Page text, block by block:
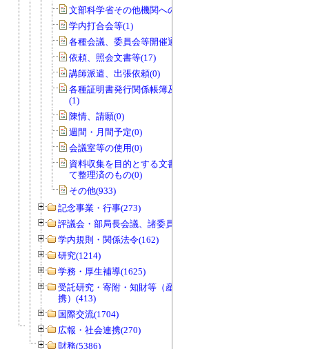
文部科学省その他機関への報告等(0)
学内打合会等(1)
各種会議、委員会等開催通知書(0)
依頼、照会文書等(17)
講師派遣、出張依頼(0)
各種証明書発行関係帳簿及び関係書類
(1)
陳情、請願(0)
週間・月間予定(0)
会議室等の使用(0)
資料収集を目的とする文書で資料とし
て整理済のもの(0)
その他(933)
記念事業・行事(273)
評議会・部局長会議、諸委員会等(1466)
学内規則・関係法令(162)
研究(1214)
学務・厚生補導(1625)
受託研究・寄附・知財等（産官学連
携）(413)
国際交流(1704)
広報・社会連携(270)
財務(5386)